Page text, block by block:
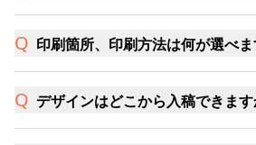
印刷箇所、印刷方法は何が選べま
デザインはどこから入稿できます